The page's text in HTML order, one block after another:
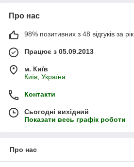
Про нас
98% позитивних з 48 відгуків за рік
Працює з 05.09.2013
м. Київ
Київ, Україна
Контакти
Сьогодні вихідний
Показати весь графік роботи
Про нас